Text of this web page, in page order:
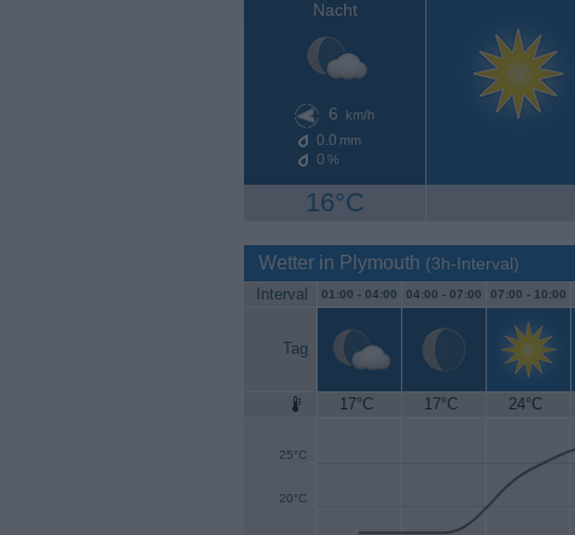
Nacht
6 km/h
0.0 mm
0 %
16°C
Wetter in Plymouth (3h-Interval)
Interval 01:00 - 04:00 04:00 - 07:00 07:00 - 10:00
Tag
17°C 17°C 24°C
20°C
25°C
30°C